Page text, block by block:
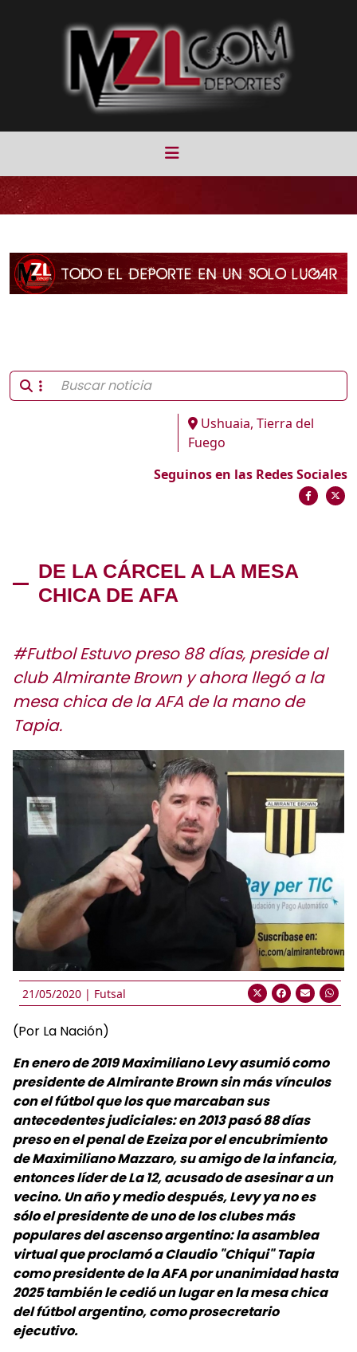
Ushuaia, Tierra del
Fuego
Seguinos en las Redes Sociales
DE LA CÁRCEL A LA MESA
CHICA DE AFA
#Futbol Estuvo preso 88 días, preside al
club Almirante Brown y ahora llegó a la
mesa chica de la AFA de la mano de
Tapia.
21/05/2020 | Futsal
(Por La Nación)
En enero de 2019 Maximiliano Levy asumió como
presidente de Almirante Brown sin más vínculos
con el fútbol que los que marcaban sus
antecedentes judiciales: en 2013 pasó 88 días
preso en el penal de Ezeiza por el encubrimiento
de Maximiliano Mazzaro, su amigo de la infancia,
entonces líder de La 12, acusado de asesinar a un
vecino. Un año y medio después, Levy ya no es
sólo el presidente de uno de los clubes más
populares del ascenso argentino: la asamblea
virtual que proclamó a Claudio "Chiqui" Tapia
como presidente de la AFA por unanimidad hasta
2025 también le cedió un lugar en la mesa chica
del fútbol argentino, como prosecretario
ejecutivo.